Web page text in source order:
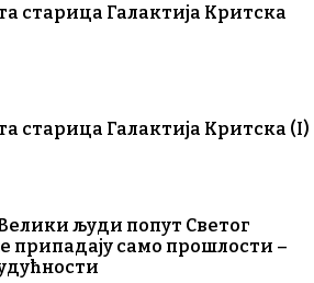
старица Галактија Критска
старица Галактија Критска (I)
људи попут Светог
припадају само прошлости –